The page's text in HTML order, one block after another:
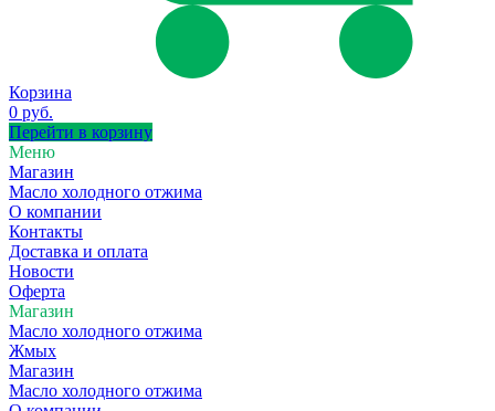
Корзина
0 руб.
Перейти в корзину
Меню
Магазин
Масло холодного отжима
О компании
Контакты
Доставка и оплата
Новости
Оферта
Магазин
Масло холодного отжима
Жмых
Магазин
Масло холодного отжима